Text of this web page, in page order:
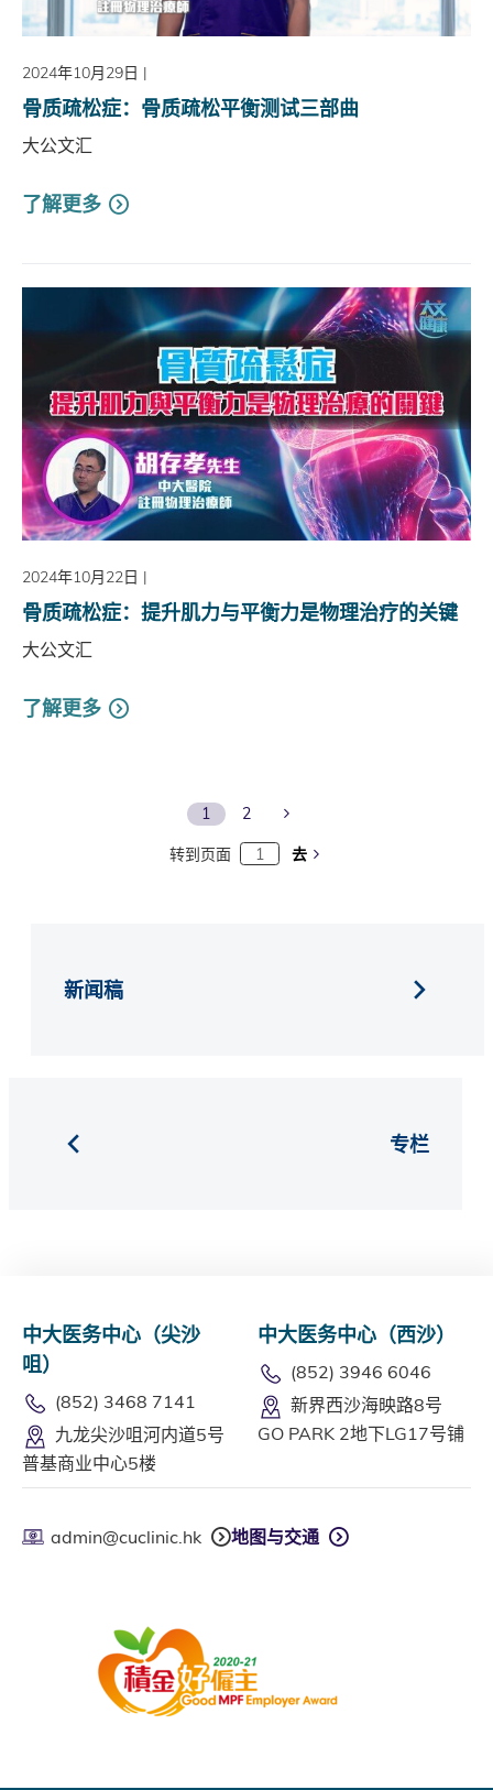
2024年10月29日 |
骨质疏松症：骨质疏松平衡测试三部曲
大公文汇
了解更多
2024年10月22日 |
骨质疏松症：提升肌力与平衡力是物理治疗的关键
大公文汇
了解更多
1 2
转到页面 去
专栏
新闻稿
中大医务中心（尖沙
咀）
(852) 3468 7141
九龙尖沙咀河内道5号
普基商业中心5楼
中大医务中心（西沙）
(852) 3946 6046
新界西沙海映路8号
GO PARK 2地下LG17号铺
admin@cuclinic.hk 地图与交通